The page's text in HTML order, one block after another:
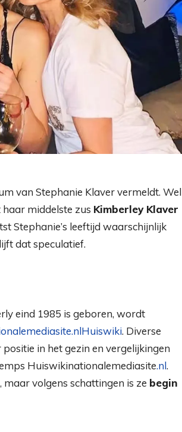
van Stephanie Klaver vermeldt. Wel
haar middelste zus Kimberley Klaver
Stephanie’s leeftijd waarschijnlijk
dat speculatief.
eind 1985 is geboren, wordt
Huiswiki. Diverse
in het gezin en vergelijkingen
Huiswikinationalemediasite.nl.
, maar volgens schattingen is ze begin